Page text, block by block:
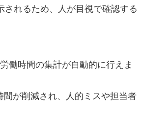
れるため、人が目視で確認する
働時間の集計が自動的に行えま
が削減され、人的ミスや担当者